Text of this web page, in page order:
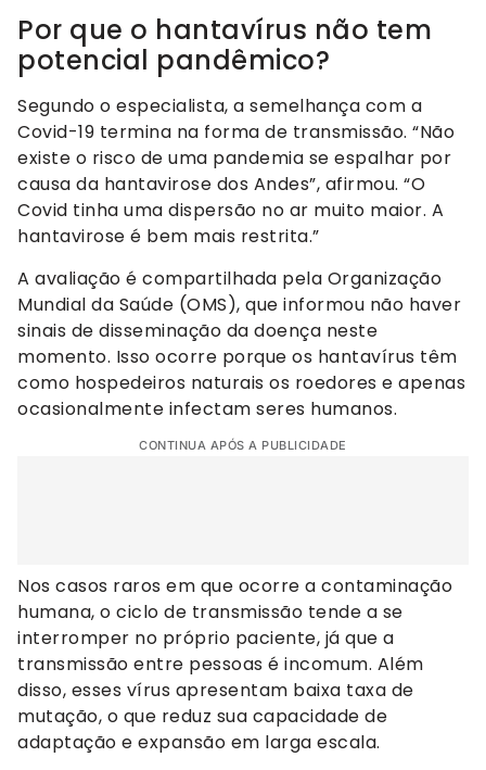
Por que o hantavírus não tem
potencial pandêmico?
Segundo o especialista, a semelhança com a
Covid-19 termina na forma de transmissão. “Não
existe o risco de uma pandemia se espalhar por
causa da hantavirose dos Andes”, afirmou. “O
Covid tinha uma dispersão no ar muito maior. A
hantavirose é bem mais restrita.”
A avaliação é compartilhada pela Organização
Mundial da Saúde (OMS), que informou não haver
sinais de disseminação da doença neste
momento. Isso ocorre porque os hantavírus têm
como hospedeiros naturais os roedores e apenas
ocasionalmente infectam seres humanos.
CONTINUA APÓS A PUBLICIDADE
Nos casos raros em que ocorre a contaminação
humana, o ciclo de transmissão tende a se
interromper no próprio paciente, já que a
transmissão entre pessoas é incomum. Além
disso, esses vírus apresentam baixa taxa de
mutação, o que reduz sua capacidade de
adaptação e expansão em larga escala.